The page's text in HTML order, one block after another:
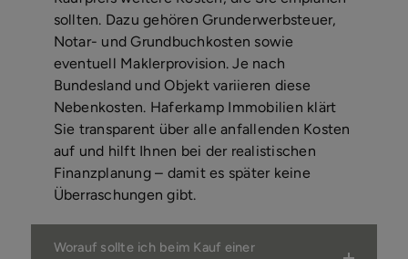
sollten. Dazu gehören Grunderwerbsteuer,
Notar- und Grundbuchkosten sowie
eventuell Maklerprovision. Je nach
Bundesland und Objekt variieren diese
Nebenkosten. Haferkamp Immobilien klärt
Sie transparent über alle anfallenden Kosten
auf und hilft Ihnen bei der realistischen
Finanzplanung – damit es später keine
Überraschungen gibt.
Worauf sollte ich beim Kauf einer